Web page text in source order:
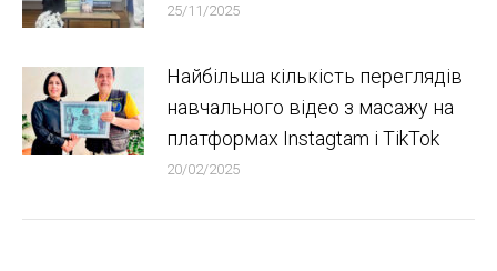
25/11/2025
Найбільша кількість переглядів
навчального відео з масажу на
платформах Instagtam i TikTok
20/02/2025